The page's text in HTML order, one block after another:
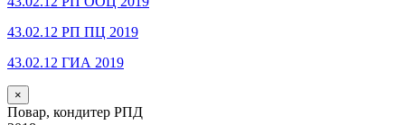
43.02.12 РП ПЦ 2019
43.02.12 ГИА 2019
×
Повар, кондитер РПД